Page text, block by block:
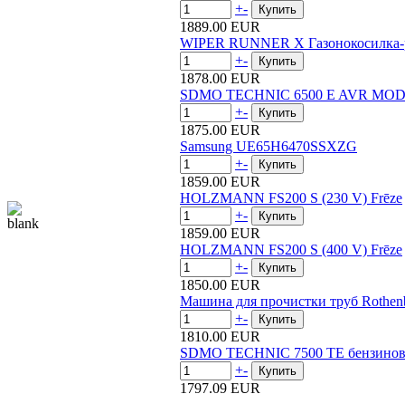
+-
1889.00 EUR
WIPER RUNNER X
+-
1878.00 EUR
SDMO TECHNIC 6500 E AVR
+-
1875.00 EUR
Samsung UE65H6470SSXZG
+-
1859.00 EUR
HOLZMANN FS200 S (230 V) Frēze
+-
1859.00 EUR
HOLZMANN FS200 S (400 V) Frēze
+-
1850.00 EUR
Машина для прочистки труб
+-
1810.00 EUR
SDMO TECHNIC 7500 TE
+-
1797.09 EUR